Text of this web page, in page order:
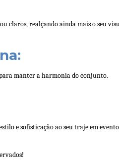
claros, realçando ainda mais o seu
manter a harmonia do conjunto.
e sofisticação ao seu traje em